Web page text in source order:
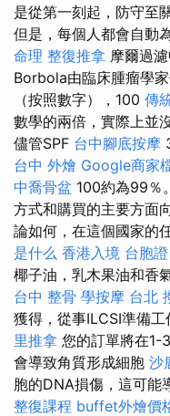
是從第一刻起，防守至
但是，每個人都會自動
命理 整復推拿 摩爾過
Borbola由臨床腫瘤學家
（按照數字），100 傳
數學的兩倍，實際上並
儘管SPF 台中腳底按摩
台中 外燴 Google商家
中喬骨盆 100約為99％
方式和購買的主要方面
論如何，在這個國家的
是什么 香港入境 台胞證
椰子油，乳木果油和香
台中 整骨 學按摩 台北
獲得，從事ILCSI準備工
里推拿 您的訂單將在1-
會導致角質形成細胞 沙
胞的DNA損傷，這可能
整復課程 buffet外燴價